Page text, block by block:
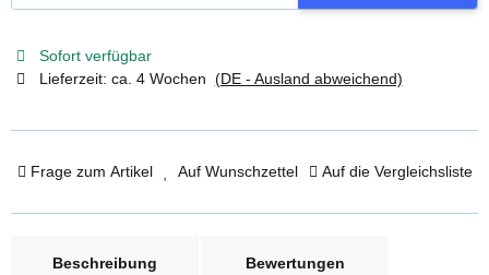
Sofort verfügbar
Lieferzeit: ca. 4 Wochen (DE - Ausland abweichend)
Frage zum Artikel Auf Wunschzettel Auf die Vergleichsliste
Beschreibung
Bewertungen